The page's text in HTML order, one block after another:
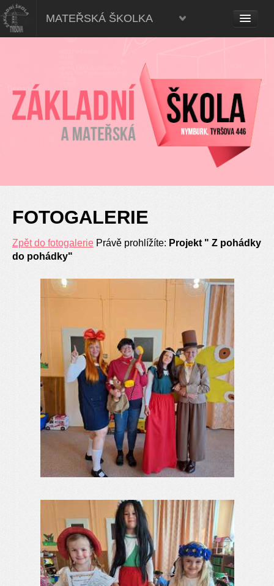
Mateřská škola, Nymburk
MATEŘSKÁ ŠKOLKA
FOTOGALERIE
Zpět do fotogalerie Právě prohlížíte: Projekt " Z pohádky
do pohádky"